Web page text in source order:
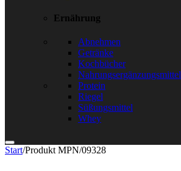
Ernährung
Abnehmen
Getränke
Kochbücher
Nahrungsergänzungsmittel
Protein
Riegel
Süßungsmittel
Whey
Start/Produkt MPN/09328